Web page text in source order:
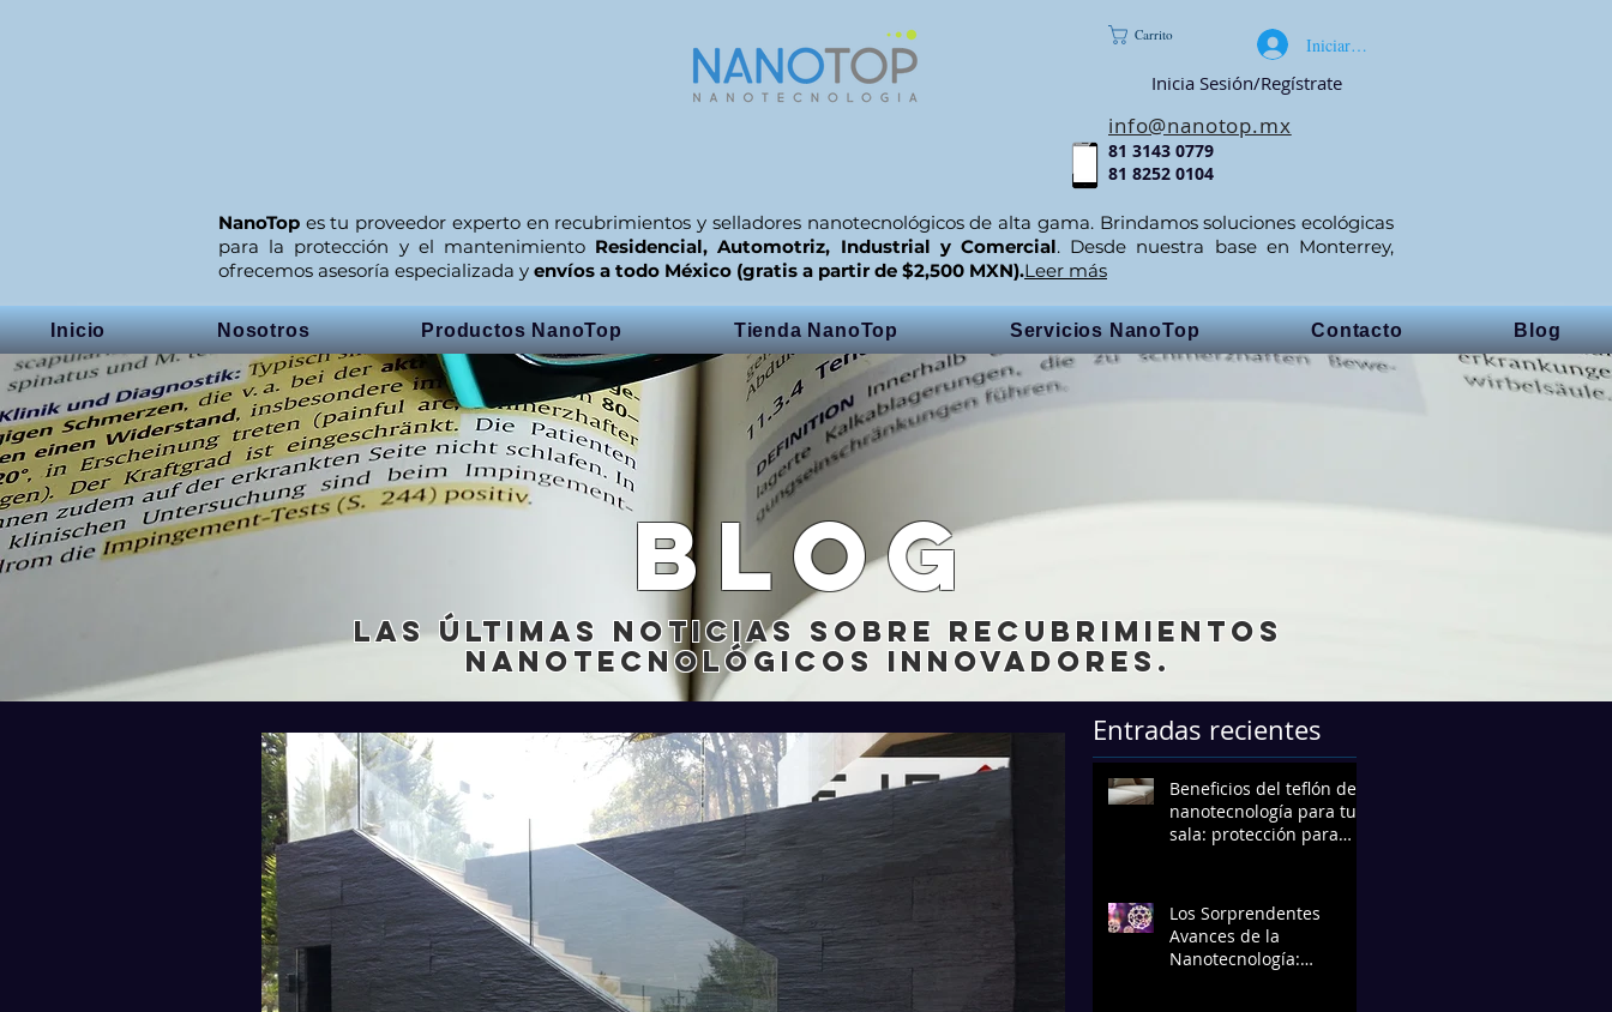
Carrito
Inicia Sesión/Regístrate
Iniciar sesión
info@nanotop.mx
81 3143 0779
81 8252 0104
NanoTop es tu proveedor experto en recubrimientos y selladores nanotecnológicos de alta gama. Brindamos soluciones ecológicas
para la protección y el mantenimiento Residencial, Automotriz, Industrial y Comercial. Desde nuestra base en Monterrey,
ofrecemos asesoría especializada y envíos a todo México (gratis a partir de $2,500 MXN).Leer más
Inicio Nosotros Productos NanoTop Tienda NanoTop Servicios NanoTop Contacto Blog
blog
Las últimas noticias sobre recubrimientos
nanotecnológicos innovadores.
Beneficios del teflón de
nanotecnología para tu
sala: protección para
Los Sorprendentes
Avances de la
Nanotecnología:
Entradas recientes